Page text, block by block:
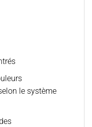
le système